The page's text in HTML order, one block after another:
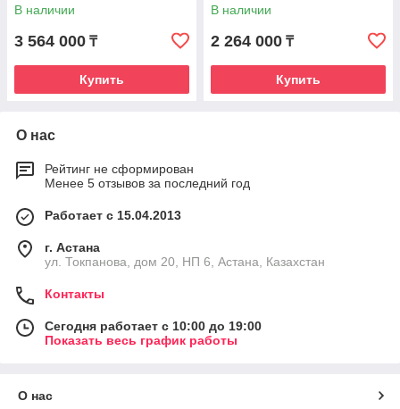
В наличии
3 564 000 ₸
Купить
В наличии
2 264 000 ₸
Купить
О нас
Рейтинг не сформирован
Менее 5 отзывов за последний год
Работает с 15.04.2013
г. Астана
ул. Токпанова, дом 20, НП 6, Астана, Казахстан
Контакты
Сегодня работает с 10:00 до 19:00
Показать весь график работы
О нас